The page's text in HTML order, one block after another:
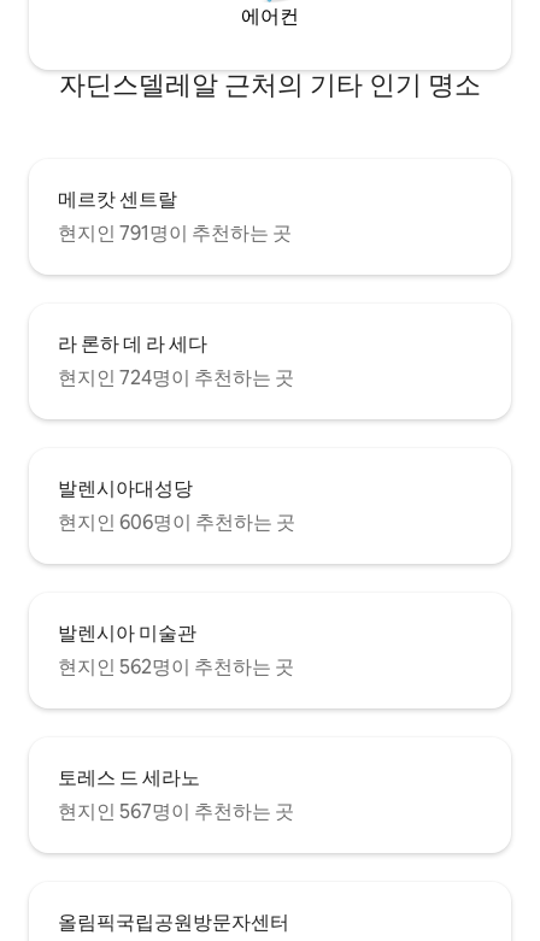
에어컨
자딘스델레알 근처의 기타 인기 명소
메르캇 센트랄
현지인 791명이 추천하는 곳
라 론하 데 라 세다
현지인 724명이 추천하는 곳
발렌시아대성당
현지인 606명이 추천하는 곳
발렌시아 미술관
현지인 562명이 추천하는 곳
토레스 드 세라노
현지인 567명이 추천하는 곳
올림픽국립공원방문자센터